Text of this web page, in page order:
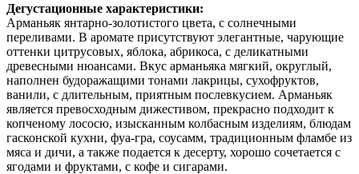
Дегустационные характеристики:
Арманьяк янтарно-золотистого цвета, с солнечными
переливами. В аромате присутствуют элегантные, чарующие
оттенки цитрусовых, яблока, абрикоса, с деликатными
древесными нюансами. Вкус арманьяка мягкий, округлый,
наполнен будоражащими тонами лакрицы, сухофруктов,
ванили, с длительным, приятным послевкусием. Арманьяк
является превосходным дижестивом, прекрасно подходит к
копченому лососю, изысканным колбасным изделиям, блюдам
гасконской кухни, фуа-гра, соусамм, традиционным фламбе из
мяса и дичи, а также подается к десерту, хорошо сочетается с
ягодами и фруктами, с кофе и сигарами.